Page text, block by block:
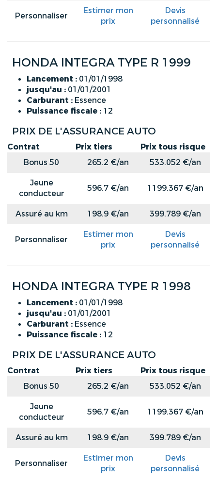
Personnaliser
Estimer mon
prix
Devis
personnalisé
HONDA INTEGRA TYPE R 1999
Lancement : 01/01/1998
jusqu'au : 01/01/2001
Carburant : Essence
Puissance fiscale : 12
PRIX DE L'ASSURANCE AUTO
Contrat Prix tiers
Prix tous risque
Bonus 50
265.2 €/an
533.052 €/an
Jeune
conducteur
596.7 €/an 1199.367 €/an
Assuré au km 198.9 €/an 399.789 €/an
Personnaliser
Estimer mon
prix
Devis
personnalisé
HONDA INTEGRA TYPE R 1998
Lancement : 01/01/1998
jusqu'au : 01/01/2001
Carburant : Essence
Puissance fiscale : 12
PRIX DE L'ASSURANCE AUTO
Contrat Prix tiers
Prix tous risque
Bonus 50
265.2 €/an
533.052 €/an
Jeune
conducteur
596.7 €/an 1199.367 €/an
Assuré au km 198.9 €/an 399.789 €/an
Personnaliser
Estimer mon
prix
Devis
personnalisé